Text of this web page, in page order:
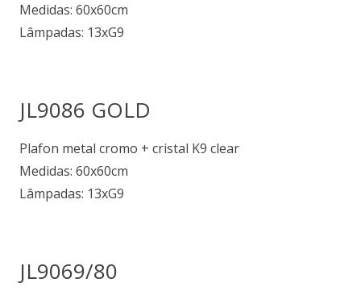
Medidas: 60x60cm
Lâmpadas: 13xG9
JL9086 GOLD
Plafon metal cromo + cristal K9 clear
Medidas: 60x60cm
Lâmpadas: 13xG9
JL9069/80